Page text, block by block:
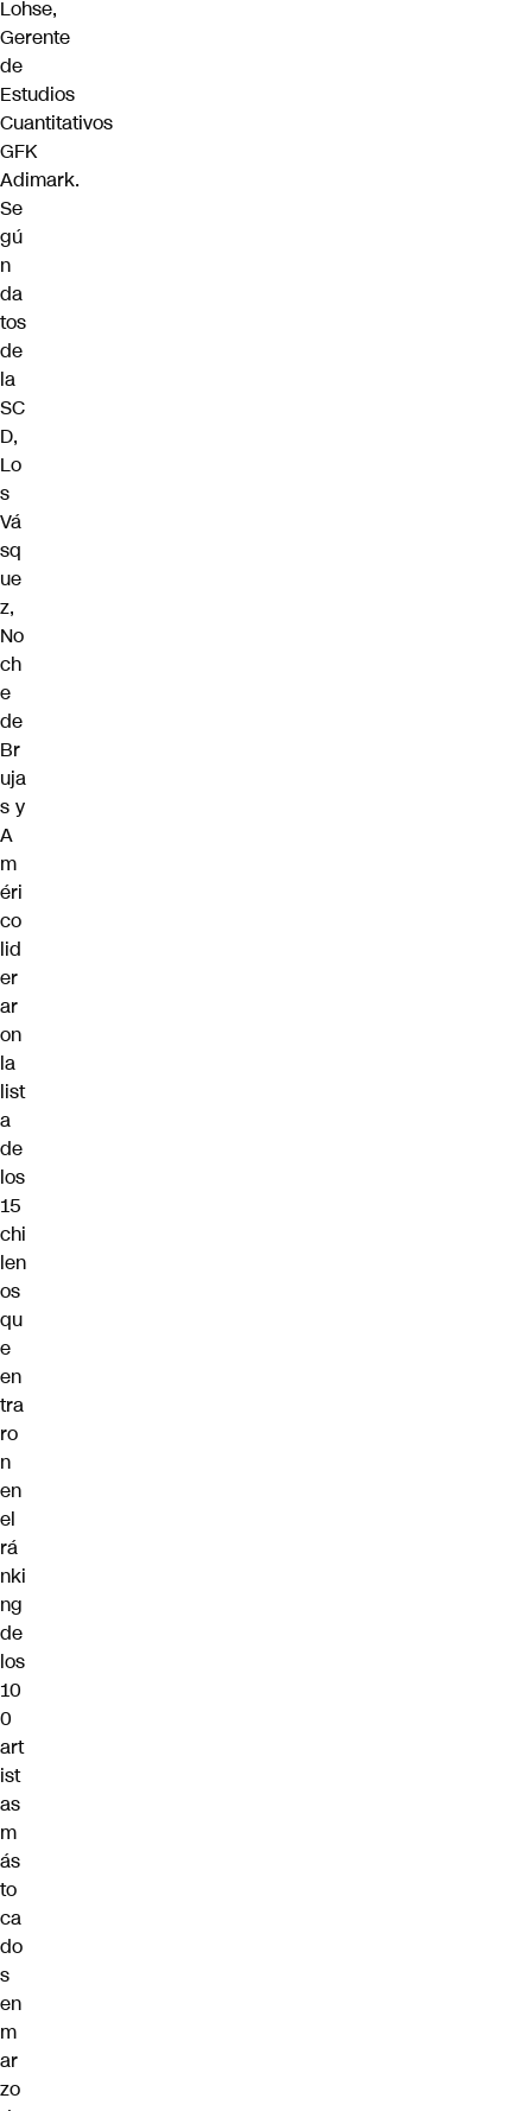
Lohse,
Gerente
de
Estudios
Cuantitativos
GFK
Adimark.
Se
gú
n
da
tos
de
la
SC
D,
Lo
s
Vá
sq
ue
z,
No
ch
e
de
Br
uja
s y
A
m
éri
co
lid
er
ar
on
la
list
a
de
los
15
chi
len
os
qu
e
en
tra
ro
n
en
el
rá
nki
ng
de
los
10
0
art
ist
as
m
ás
to
ca
do
s
en
m
ar
zo